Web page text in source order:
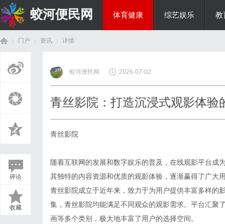
蛟河便民网 体育健康 综艺娱乐 教
门户 资讯
›
详情
评论
收藏
蛟河便民网 2026-07-02
青丝影院：打造沉浸式观影体验
青丝影院
随着互联网的发展和数字娱乐的普及，在线观影平台成
其独特的内容资源和优质的观影体验，逐渐赢得了广大
青丝影院成立于近年来，致力于为用户提供丰富多样的
集，青丝影院均能满足不同观众的观影需求。平台汇聚
画等多个类别，极大地丰富了用户的选择空间。